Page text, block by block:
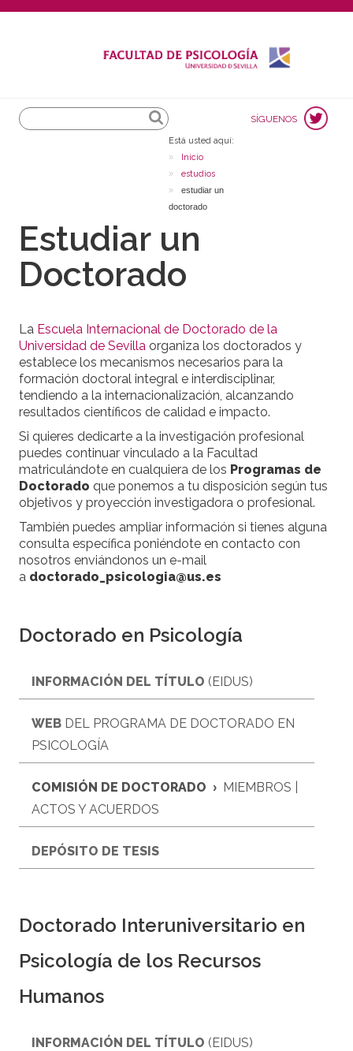
Search
SÍGUENOS
Está usted aquí:
Inicio
estudios
estudiar un
doctorado
Estudiar un
Doctorado
La Escuela Internacional de Doctorado de la
Universidad de Sevilla organiza los doctorados y
establece los mecanismos necesarios para la
formación doctoral integral e interdisciplinar,
tendiendo a la internacionalización, alcanzando
resultados científicos de calidad e impacto.
Si quieres dedicarte a la investigación profesional
puedes continuar vinculado a la Facultad
matriculándote en cualquiera de los Programas de
Doctorado que ponemos a tu disposición según tus
objetivos y proyección investigadora o profesional.
También puedes ampliar información si tienes alguna
consulta específica poniéndote en contacto con
nosotros enviándonos un e-mail
a doctorado_psicologia@us.es
Doctorado en Psicología
INFORMACIÓN DEL TÍTULO (EIDUS)
WEB DEL PROGRAMA DE DOCTORADO EN
PSICOLOGÍA
COMISIÓN DE DOCTORADO › MIEMBROS |
ACTOS Y ACUERDOS
DEPÓSITO DE TESIS
Doctorado Interuniversitario en
Psicología de los Recursos
Humanos
INFORMACIÓN DEL TÍTULO (EIDUS)